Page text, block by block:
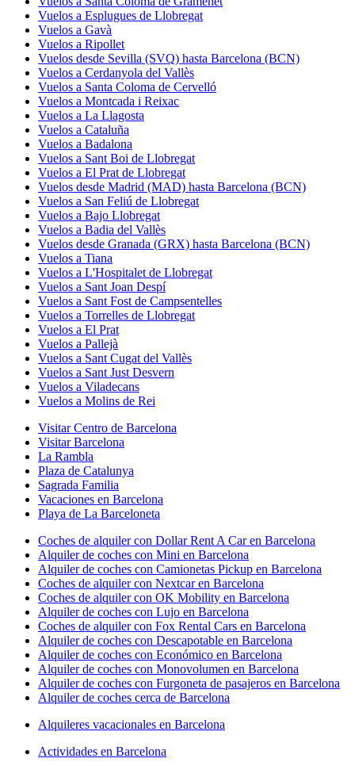
Vuelos a Esplugues de Llobregat
Vuelos a Gavà
Vuelos a Ripollet
Vuelos desde Sevilla (SVQ) hasta Barcelona (BCN)
Vuelos a Cerdanyola del Vallès
Vuelos a Santa Coloma de Cervelló
Vuelos a Montcada i Reixac
Vuelos a La Llagosta
Vuelos a Cataluña
Vuelos a Badalona
Vuelos a Sant Boi de Llobregat
Vuelos a El Prat de Llobregat
Vuelos desde Madrid (MAD) hasta Barcelona (BCN)
Vuelos a San Feliú de Llobregat
Vuelos a Bajo Llobregat
Vuelos a Badia del Vallès
Vuelos desde Granada (GRX) hasta Barcelona (BCN)
Vuelos a Tiana
Vuelos a L'Hospitalet de Llobregat
Vuelos a Sant Joan Despí
Vuelos a Sant Fost de Campsentelles
Vuelos a Torrelles de Llobregat
Vuelos a El Prat
Vuelos a Pallejà
Vuelos a Sant Cugat del Vallès
Vuelos a Sant Just Desvern
Vuelos a Viladecans
Vuelos a Molins de Rei
Visitar Centro de Barcelona
Visitar Barcelona
La Rambla
Plaza de Catalunya
Sagrada Familia
Vacaciones en Barcelona
Playa de La Barceloneta
Coches de alquiler con Dollar Rent A Car en Barcelona
Alquiler de coches con Mini en Barcelona
Alquiler de coches con Camionetas Pickup en Barcelona
Coches de alquiler con Nextcar en Barcelona
Coches de alquiler con OK Mobility en Barcelona
Alquiler de coches con Lujo en Barcelona
Coches de alquiler con Fox Rental Cars en Barcelona
Alquiler de coches con Descapotable en Barcelona
Alquiler de coches con Económico en Barcelona
Alquiler de coches con Monovolumen en Barcelona
Alquiler de coches con Furgoneta de pasajeros en Barcelona
Alquiler de coches cerca de Barcelona
Alquileres vacacionales en Barcelona
Actividades en Barcelona